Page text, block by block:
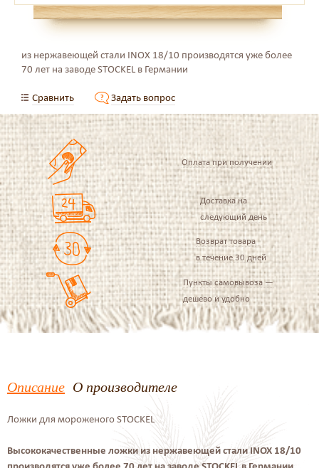
из нержавеющей стали INOX 18/10 производятся уже более
70 лет на заводе STOCKEL в Германии
Сравнить Задать вопрос
Оплата при получении
Доставка на
следующий день
Возврат товара
в течение 30 дней
Пункты самовывоза —
дешево и удобно
Описание О производителе
Ложки для мороженого STOCKEL
Высококачественные ложки из нержавеющей стали INOX 18/10